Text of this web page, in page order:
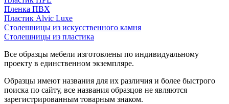
Пленка ПВХ
Пластик Alvic Luxe
Столешницы из искусственного камня
Столешницы из пластика
Все образцы мебели изготовлены по индивидуальному
проекту в единственном экземпляре.
Образцы имеют названия для их различия и более быстрого
поиска по сайту, все названия образцов не являются
зарегистрированным товарным знаком.